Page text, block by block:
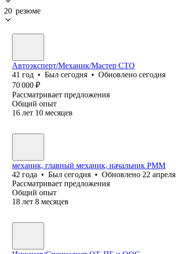
20 резюме
Автоэксперт/Механик/Мастер СТО
41 год • Был сегодня • Обновлено сегодня
70 000 ₽
Рассматривает предложения
Общий опыт
16 лет 10 месяцев
механик, главный механик, начальник РММ
42 года • Был сегодня • Обновлено 22 апреля
Рассматривает предложения
Общий опыт
18 лет 8 месяцев